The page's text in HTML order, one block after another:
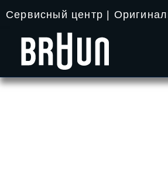
содержимому
Сервисный центр |